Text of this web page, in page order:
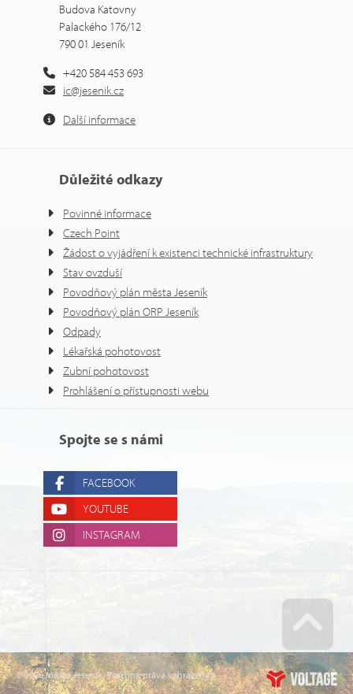
Budova Katovny
Palackého 176/12
790 01 Jeseník
+420 584 453 693
ic@jesenik.cz
Další informace
Důležité odkazy
Povinné informace
Czech Point
Žádost o vyjádření k existenci technické infrastruktury
Stav ovzduší
Povodňový plán města Jeseník
Povodňový plán ORP Jeseník
Odpady
Lékařská pohotovost
Zubní pohotovost
Prohlášení o přístupnosti webu
Spojte se s námi
FACEBOOK
YOUTUBE
INSTAGRAM
© 2026 Město Jeseník. Všechna práva vyhrazena. Go